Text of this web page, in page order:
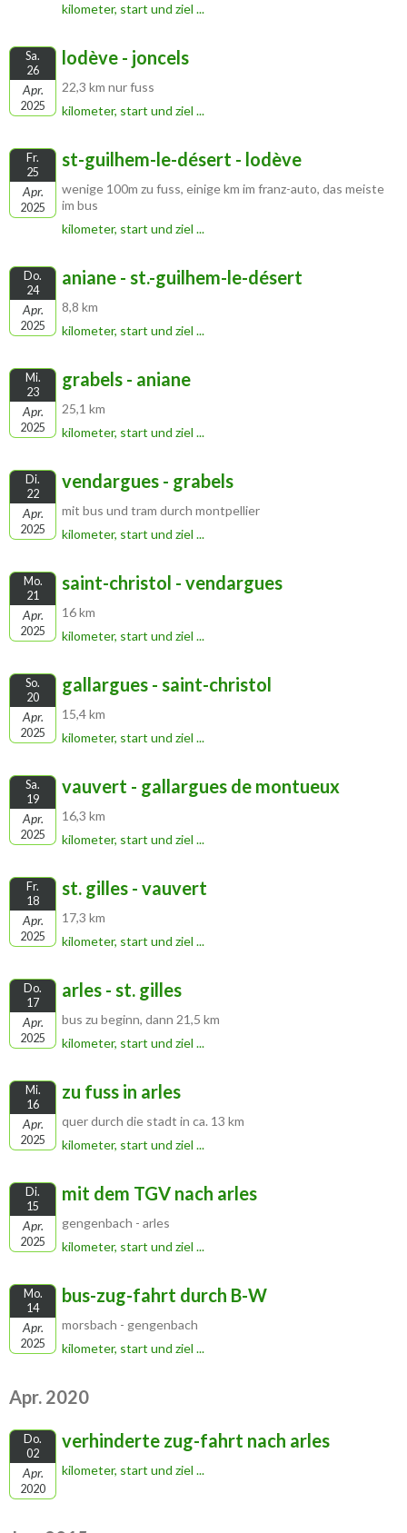
kilometer, start und ziel ...
Sa.
26
Apr.
2025
lodève - joncels
22,3 km nur fuss
kilometer, start und ziel ...
Fr.
25
Apr.
2025
st-guilhem-le-désert - lodève
wenige 100m zu fuss, einige km im franz-auto, das meiste
im bus
kilometer, start und ziel ...
Do.
24
Apr.
2025
aniane - st.-guilhem-le-désert
8,8 km
kilometer, start und ziel ...
Mi.
23
Apr.
2025
grabels - aniane
25,1 km
kilometer, start und ziel ...
Di.
22
Apr.
2025
vendargues - grabels
mit bus und tram durch montpellier
kilometer, start und ziel ...
Mo.
21
Apr.
2025
saint-christol - vendargues
16 km
kilometer, start und ziel ...
So.
20
Apr.
2025
gallargues - saint-christol
15,4 km
kilometer, start und ziel ...
Sa.
19
Apr.
2025
vauvert - gallargues de montueux
16,3 km
kilometer, start und ziel ...
Fr.
18
Apr.
2025
st. gilles - vauvert
17,3 km
kilometer, start und ziel ...
Do.
17
Apr.
2025
arles - st. gilles
bus zu beginn, dann 21,5 km
kilometer, start und ziel ...
Mi.
16
Apr.
2025
zu fuss in arles
quer durch die stadt in ca. 13 km
kilometer, start und ziel ...
Di.
15
Apr.
2025
mit dem TGV nach arles
gengenbach - arles
kilometer, start und ziel ...
Mo.
14
Apr.
2025
bus-zug-fahrt durch B-W
morsbach - gengenbach
kilometer, start und ziel ...
Apr. 2020
Do.
02
Apr.
2020
verhinderte zug-fahrt nach arles
kilometer, start und ziel ...